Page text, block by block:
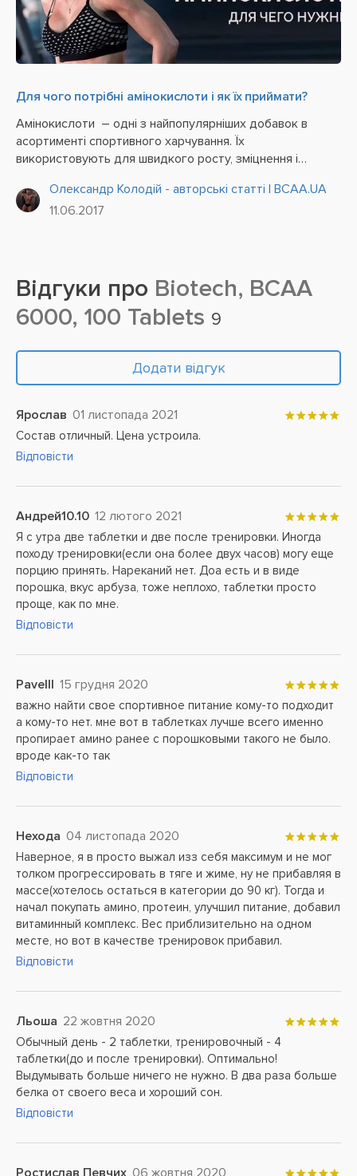
Для чого потрібні амінокислоти і як їх приймати?
Амінокислоти – одні з найпопулярніших добавок в
асортименті спортивного харчування. Їх
використовують для швидкого росту, зміцнення і
тренувань. Додатковий прийом таких нутрієнтів
особливо важливий для...
Олександр Колодій - авторські статті | BCAA.UA
11.06.2017
Відгуки про Biotech, BCAA
6000, 100 Tablets 9
Додати відгук
Ярослав 01 листопада 2021
Состав отличный. Цена устроила.
Відповісти
Андрей10.10 12 лютого 2021
Я с утра две таблетки и две после тренировки. Иногда
походу тренировки(если она более двух часов) могу еще
порцию принять. Нареканий нет. Доа есть и в виде
порошка, вкус арбуза, тоже неплохо, таблетки просто
проще, как по мне.
Відповісти
Pavelll 15 грудня 2020
важно найти свое спортивное питание кому-то подходит
а кому-то нет. мне вот в таблетках лучше всего именно
пропирает амино ранее с порошковыми такого не было.
вроде как-то так
Відповісти
Нехода 04 листопада 2020
Наверное, я в просто выжал изз себя максимум и не мог
толком прогрессировать в тяге и жиме, ну не прибавляя в
массе(хотелось остаться в категории до 90 кг). Тогда и
начал покупать амино, протеин, улучшил питание, добавил
витаминный комплекс. Вес приблизительно на одном
месте, но вот в качестве тренировок прибавил.
Відповісти
Льоша 22 жовтня 2020
Обычный день - 2 таблетки, тренировочный - 4
таблетки(до и после тренировки). Оптимально!
Выдумывать больше ничего не нужно. В два раза больше
белка от своего веса и хороший сон.
Відповісти
Ростислав Певчих 06 жовтня 2020